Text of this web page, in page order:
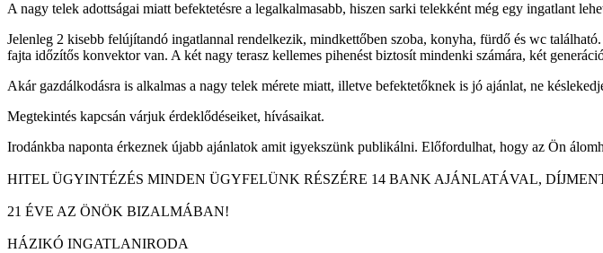
A nagy telek adottságai miatt befektetésre a legalkalmasabb, hiszen sarki telekként még egy ingatlant
Jelenleg 2 kisebb felújítandó ingatlannal rendelkezik, mindkettőben szoba, konyha, fürdő és wc
fajta időzítős konvektor van. A két nagy terasz kellemes pihenést biztosít mindenki számára, két
Akár gazdálkodásra is alkalmas a nagy telek mérete miatt, illetve befektetőknek is jó ajánlat, ne
Megtekintés kapcsán várjuk érdeklődéseiket, hívásaikat.
Irodánkba naponta érkeznek újabb ajánlatok amit igyekszünk publikálni. Előfordulhat, hogy az Ön
HITEL ÜGYINTÉZÉS MINDEN ÜGYFELÜNK RÉSZÉRE 14 BANK AJÁNLATÁVAL,
21 ÉVE AZ ÖNÖK BIZALMÁBAN!
HÁZIKÓ INGATLANIRODA